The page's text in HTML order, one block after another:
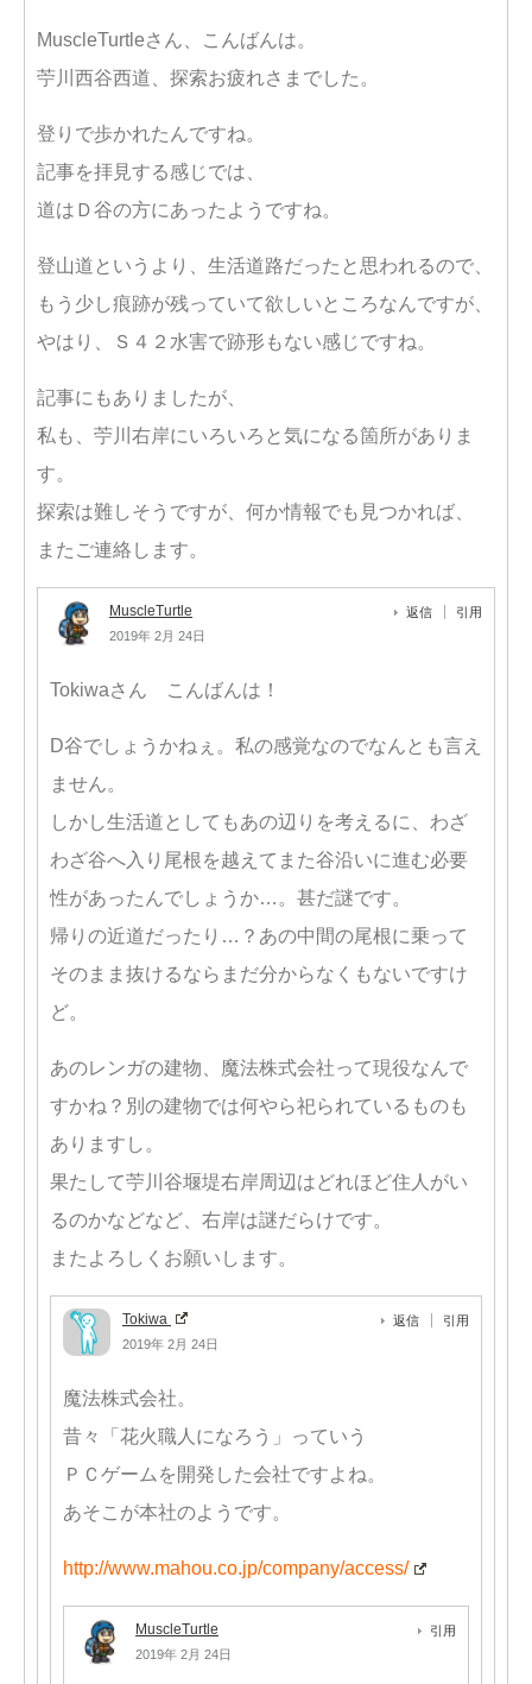
MuscleTurtleさん、こんばんは。
苧川西谷西道、探索お疲れさまでした。
登りで歩かれたんですね。
記事を拝見する感じでは、
道はＤ谷の方にあったようですね。
登山道というより、生活道路だったと思われるので、
もう少し痕跡が残っていて欲しいところなんですが、
やはり、Ｓ４２水害で跡形もない感じですね。
記事にもありましたが、
私も、苧川右岸にいろいろと気になる箇所がありま
す。
探索は難しそうですが、何か情報でも見つかれば、
またご連絡します。
MuscleTurtle
2019年 2月 24日
返信 引用
Tokiwaさん こんばんは！
D谷でしょうかねぇ。私の感覚なのでなんとも言え
ません。
しかし生活道としてもあの辺りを考えるに、わざ
わざ谷へ入り尾根を越えてまた谷沿いに進む必要
性があったんでしょうか…。甚だ謎です。
帰りの近道だったり…？あの中間の尾根に乗って
そのまま抜けるならまだ分からなくもないですけ
ど。
あのレンガの建物、魔法株式会社って現役なんで
すかね？別の建物では何やら祀られているものも
ありますし。
果たして苧川谷堰堤右岸周辺はどれほど住人がい
るのかなどなど、右岸は謎だらけです。
またよろしくお願いします。
Tokiwa
2019年 2月 24日
返信 引用
魔法株式会社。
昔々「花火職人になろう」っていう
ＰＣゲームを開発した会社ですよね。
あそこが本社のようです。
http://www.mahou.co.jp/company/access/
MuscleTurtle
2019年 2月 24日
引用